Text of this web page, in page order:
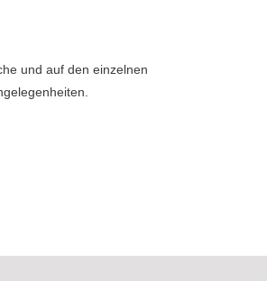
und auf den einzelnen